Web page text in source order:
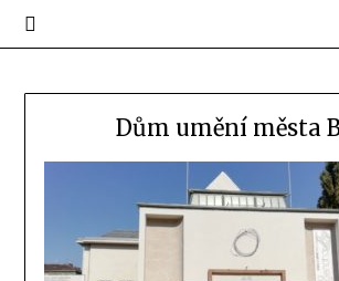
Dům umění města